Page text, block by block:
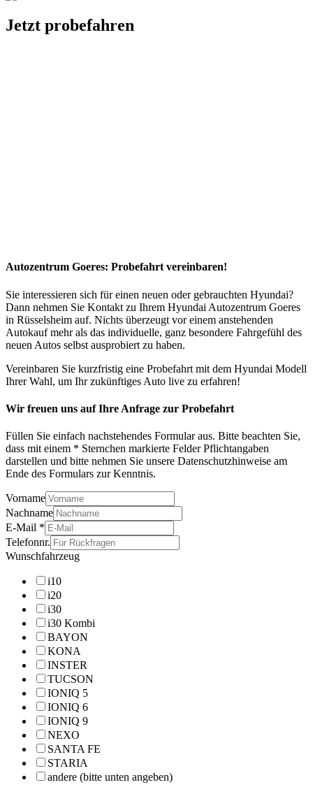
Jetzt probefahren
Autozentrum Goeres: Probefahrt vereinbaren!
Sie interessieren sich für einen neuen oder gebrauchten Hyundai?
Dann nehmen Sie Kontakt zu Ihrem Hyundai Autozentrum Goeres
in Rüsselsheim auf. Nichts überzeugt vor einem anstehenden
Autokauf mehr als das individuelle, ganz besondere Fahrgefühl des
neuen Autos selbst ausprobiert zu haben.
Vereinbaren Sie kurzfristig eine Probefahrt mit dem Hyundai Modell
Ihrer Wahl, um Ihr zukünftiges Auto live zu erfahren!
Wir freuen uns auf Ihre Anfrage zur Probefahrt
Füllen Sie einfach nachstehendes Formular aus. Bitte beachten Sie,
dass mit einem * Sternchen markierte Felder Pflichtangaben
darstellen und bitte nehmen Sie unsere Datenschutzhinweise am
Ende des Formulars zur Kenntnis.
Vorname
Nachname
E-Mail *
Telefonnr.
Wunschfahrzeug
i10
i20
i30
i30 Kombi
BAYON
KONA
INSTER
TUCSON
IONIQ 5
IONIQ 6
IONIQ 9
NEXO
SANTA FE
STARIA
andere (bitte unten angeben)